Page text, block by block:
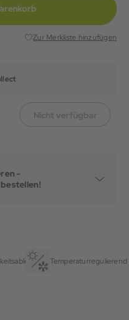
Zur Merkliste hinzufügen
-
Temperaturregulierend